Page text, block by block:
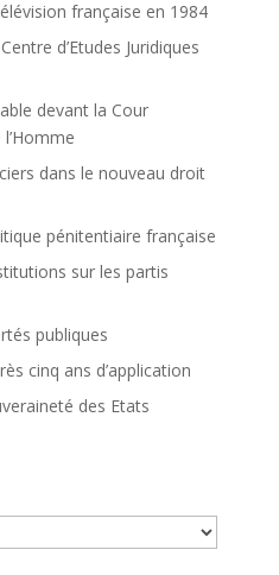
française en 1984
d’Etudes Juridiques
devant la Cour
dans le nouveau droit
pénitentiaire française
sur les partis
publiques
cinq ans d’application
des Etats